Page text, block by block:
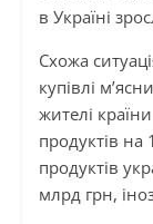
в Україні
Схожа
купівлі
жителі
продуктів
продуктів
млрд грн,